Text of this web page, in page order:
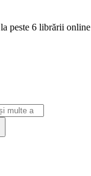
peste 6 librării online